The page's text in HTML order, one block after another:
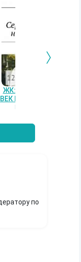
ЖК: СЕРЕБРЯНЫЙ
ВЕК НАШЕЙ ЛЮБВИ
Гость-121359
по